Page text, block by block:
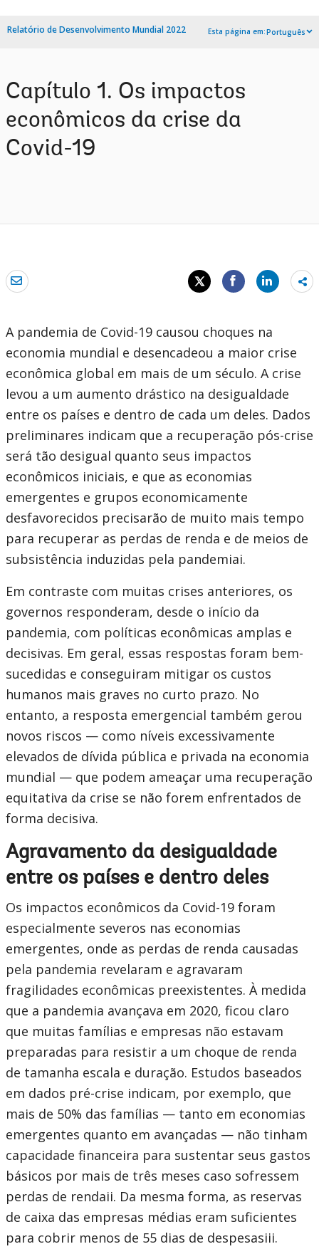
Relatório de Desenvolvimento Mundial 2022 Esta página em:Português
Capítulo 1. Os impactos
econômicos da crise da
Covid-19
A pandemia de Covid-19 causou choques na
economia mundial e desencadeou a maior crise
econômica global em mais de um século. A crise
levou a um aumento drástico na desigualdade
entre os países e dentro de cada um deles. Dados
preliminares indicam que a recuperação pós-crise
será tão desigual quanto seus impactos
econômicos iniciais, e que as economias
emergentes e grupos economicamente
desfavorecidos precisarão de muito mais tempo
para recuperar as perdas de renda e de meios de
subsistência induzidas pela pandemiai.
Em contraste com muitas crises anteriores, os
governos responderam, desde o início da
pandemia, com políticas econômicas amplas e
decisivas. Em geral, essas respostas foram bem-
sucedidas e conseguiram mitigar os custos
humanos mais graves no curto prazo. No
entanto, a resposta emergencial também gerou
novos riscos — como níveis excessivamente
elevados de dívida pública e privada na economia
mundial — que podem ameaçar uma recuperação
equitativa da crise se não forem enfrentados de
forma decisiva.
Agravamento da desigualdade
entre os países e dentro deles
Os impactos econômicos da Covid-19 foram
especialmente severos nas economias
emergentes, onde as perdas de renda causadas
pela pandemia revelaram e agravaram
fragilidades econômicas preexistentes. À medida
que a pandemia avançava em 2020, ficou claro
que muitas famílias e empresas não estavam
preparadas para resistir a um choque de renda
de tamanha escala e duração. Estudos baseados
em dados pré-crise indicam, por exemplo, que
mais de 50% das famílias — tanto em economias
emergentes quanto em avançadas — não tinham
capacidade financeira para sustentar seus gastos
básicos por mais de três meses caso sofressem
perdas de rendaii. Da mesma forma, as reservas
de caixa das empresas médias eram suficientes
para cobrir menos de 55 dias de despesasiii.